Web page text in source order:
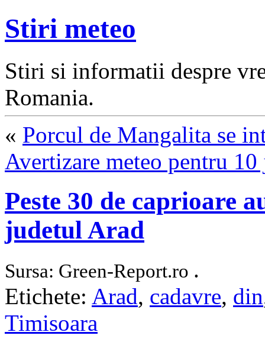
Stiri meteo
Stiri si informatii despre
Romania.
« Porcul de Mangalita se
Avertizare meteo pentru
Peste 30 de caprioare
judetul Arad
Sursa: Green-Report.ro .
Etichete: Arad, cadavre, din
Timisoara